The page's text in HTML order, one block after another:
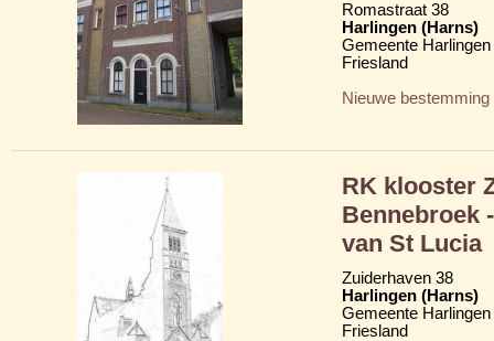
Romastraat 38
Harlingen (Harns)
Gemeente Harlingen
Friesland
Nieuwe bestemming
RK klooster
Bennebroek
van St Lucia
Zuiderhaven 38
Harlingen (Harns)
Gemeente Harlingen
Friesland